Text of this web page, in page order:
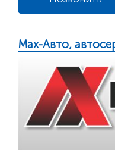
Max-Авто,